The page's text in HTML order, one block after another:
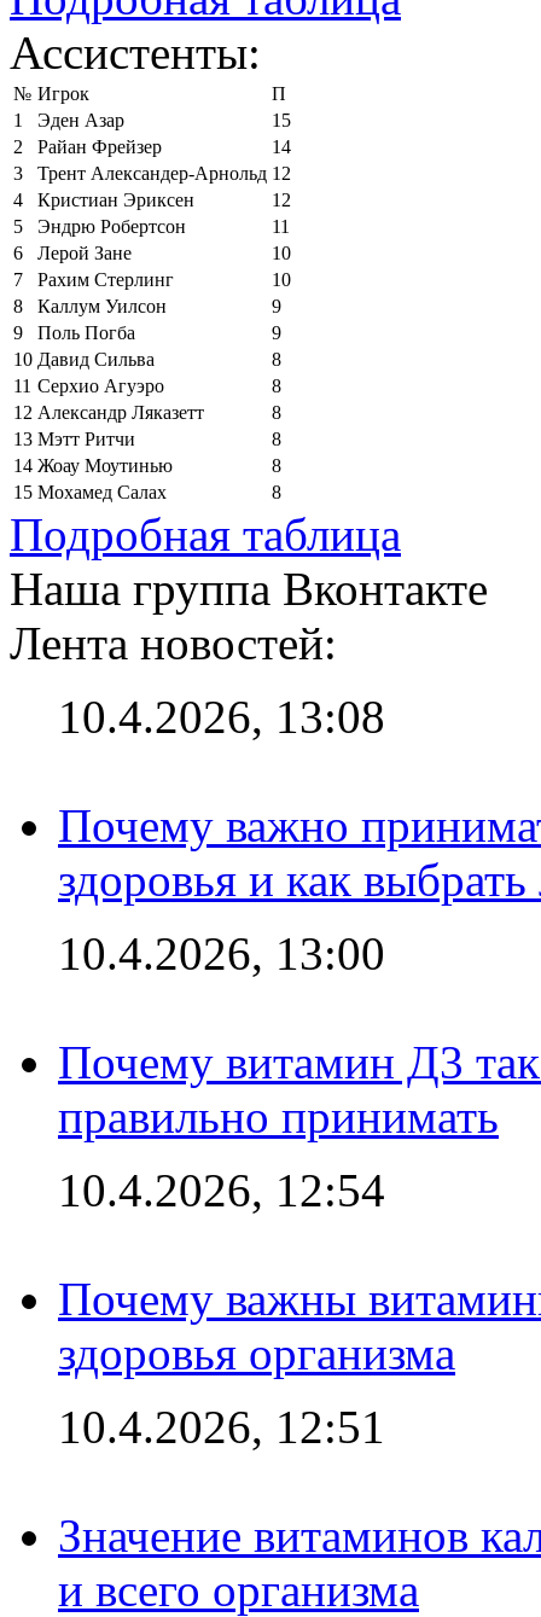
Ассистенты:
№ Игрок
П
1
Эден Азар
15
2
Райан Фрейзер
14
3
Трент Александер-Арнольд 12
4
Кристиан Эриксен
12
5
Эндрю Робертсон
11
6
Лерой Зане
10
7
Рахим Стерлинг
10
8
Каллум Уилсон
9
9
Поль Погба
9
10 Давид Сильва
8
11 Серхио Агуэро
8
12 Александр Ляказетт
8
13 Мэтт Ритчи
8
14 Жоау Моутинью
8
15 Мохамед Салах 8
Подробная таблица
Наша группа Вконтакте
Лента новостей:
10.4.2026, 13:08
Почему важно
здоровья и как
10.4.2026, 13:00
Почему витамин Д3 так
правильно принимать
10.4.2026, 12:54
Почему важны
здоровья организма
10.4.2026, 12:51
Значение витаминов
и всего организма